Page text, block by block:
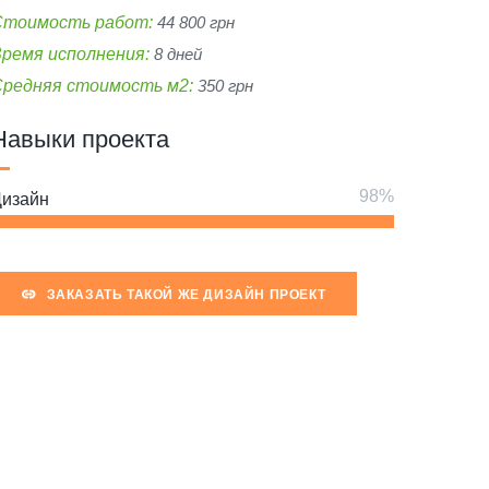
работ: 44 800 грн
исполнения: 8 дней
стоимость м2: 350 грн
проекта
ЗАКАЗАТЬ ТАКОЙ ЖЕ ДИЗАЙН ПРОЕКТ